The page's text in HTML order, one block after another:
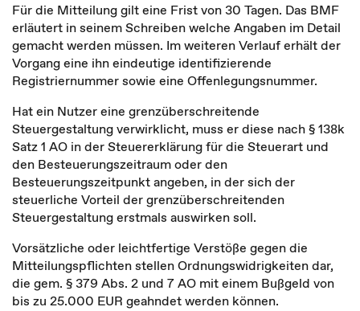
Für die Mitteilung gilt eine Frist von 30 Tagen. Das BMF
erläutert in seinem Schreiben welche Angaben im Detail
gemacht werden müssen. Im weiteren Verlauf erhält der
Vorgang eine ihn eindeutige identifizierende
Registriernummer sowie eine Offenlegungsnummer.
Hat ein Nutzer eine grenzüberschreitende
Steuergestaltung verwirklicht, muss er diese nach § 138k
Satz 1 AO in der Steuererklärung für die Steuerart und
den Besteuerungszeitraum oder den
Besteuerungszeitpunkt angeben, in der sich der
steuerliche Vorteil der grenzüberschreitenden
Steuergestaltung erstmals auswirken soll.
Vorsätzliche oder leichtfertige Verstöße gegen die
Mitteilungspflichten stellen Ordnungswidrigkeiten dar,
die gem. § 379 Abs. 2 und 7 AO mit einem Bußgeld von
bis zu 25.000 EUR geahndet werden können.